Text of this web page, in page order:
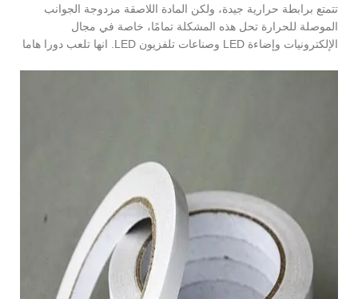
تتمتع برابطة حرارية جيدة، ولكن المادة اللاصقة مزدوجة الجوانب
الموصلة للحرارة تحل هذه المشكلة تمامًا، خاصة في مجال
الإلكترونيات وإضاءة LED وصناعات تلفزيون LED. انها تلعب دورا هاما